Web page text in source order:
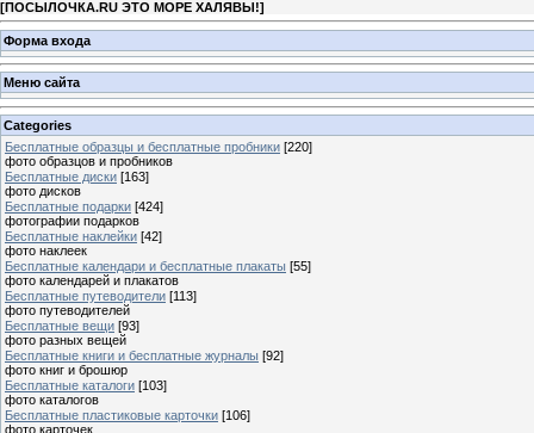
[ПОСЫЛОЧКА.RU ЭТО МОРЕ ХАЛЯВЫ!]
Форма входа
Меню сайта
Categories
Бесплатные образцы и бесплатные пробники [220]
фото образцов и пробников
Бесплатные диски [163]
фото дисков
Бесплатные подарки [424]
фотографии подарков
Бесплатные наклейки [42]
фото наклеек
Бесплатные календари и бесплатные плакаты [55]
фото календарей и плакатов
Бесплатные путеводители [113]
фото путеводителей
Бесплатные вещи [93]
фото разных вещей
Бесплатные книги и бесплатные журналы [92]
фото книг и брошюр
Бесплатные каталоги [103]
фото каталогов
Бесплатные пластиковые карточки [106]
фото карточек